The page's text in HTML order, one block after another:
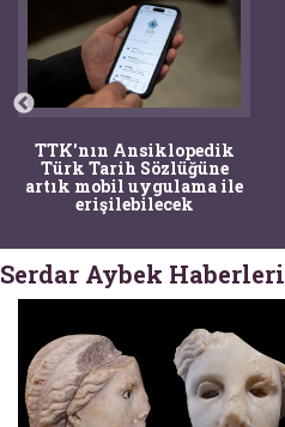
TTK'nın Ansiklopedik
Türk Tarih Sözlüğüne
artık mobil uygulama ile
erişilebilecek
Serdar Aybek Haberleri